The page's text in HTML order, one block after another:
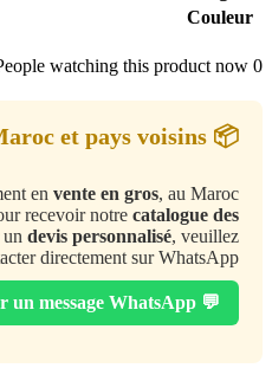
Couleur
0
watching this product now!
📦 Vente en gros au Maroc et pays voisins
en vente en gros, au Maroc
recevoir notre catalogue des
devis personnalisé, veuillez
directement sur WhatsApp :
💬 Envoyer un message WhatsApp